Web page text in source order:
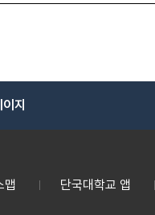
지
맵 단국대학교 앱